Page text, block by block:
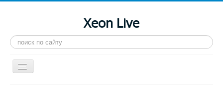
Xeon Live
Искать...
Toggle
Navigation